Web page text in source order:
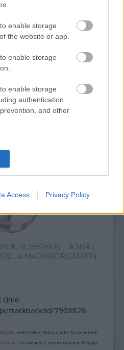
enable storage
the website or app.
enable storage
enable storage
authentication
and other
Access Privacy Policy
AZZAL, AKIVÉ
OAKS – A GONOSZ
ELŐZETESE
ROSSZFIÚK – A NYÁR
MAGYARORSZÁGON
trackback/id/7903828
értelmében felhasználói tartalomnak
üzemeltetője semmilyen felelősséget